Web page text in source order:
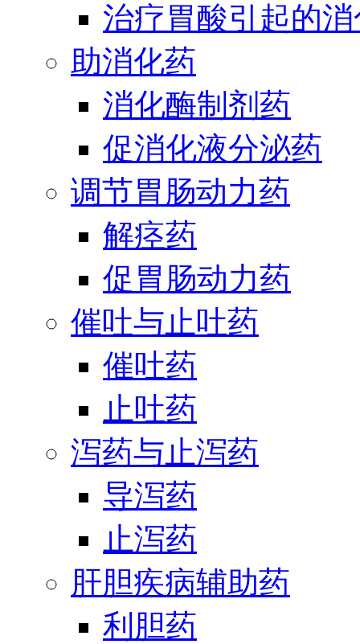
治疗胃酸引起的
助消化药
消化酶制剂药
促消化液分泌药
调节胃肠动力药
解痉药
促胃肠动力药
催吐与止吐药
催吐药
止吐药
泻药与止泻药
导泻药
止泻药
肝胆疾病辅助药
利胆药